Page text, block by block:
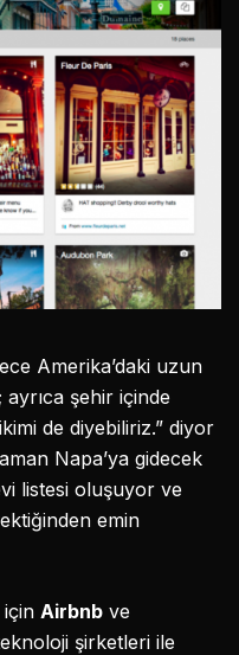
Amerika’daki uzun
şehir içinde
de diyebiliriz.” diyor
Napa’ya gidecek
listesi oluşuyor ve
emin
Airbnb ve
şirketleri ile